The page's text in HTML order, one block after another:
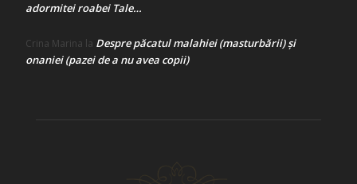
adormitei roabei Tale…
Crina Marina la Despre păcatul malahiei (masturbării) şi
onaniei (pazei de a nu avea copii)